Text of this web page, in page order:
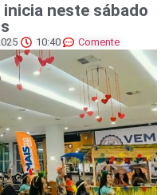
neste sábado
10:40 Comente